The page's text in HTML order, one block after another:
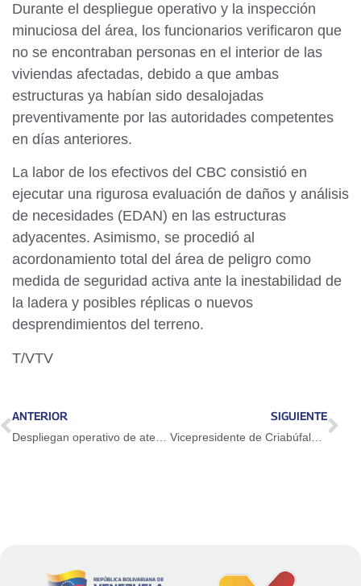
Durante el despliegue operativo y la inspección
minuciosa del área, los funcionarios verificaron que
no se encontraban personas en el interior de las
viviendas afectadas, debido a que ambas
estructuras ya habían sido desalojadas
preventivamente por las autoridades competentes
en días anteriores.
La labor de los efectivos del CBC consistió en
ejecutar una rigurosa evaluación de daños y análisis
de necesidades (EDAN) en las estructuras
adyacentes. Asimismo, se procedió al
acordonamiento total del área de peligro como
medida de seguridad activa ante la inestabilidad de
la ladera y posibles réplicas o nuevos
desprendimientos del terreno.
T/VTV
ANTERIOR SIGUIENTE
Vicepresidente de Criabúfalo Fabián Bravo: Rebaño bufalino es el de mayor crecimiento exponencial en el país